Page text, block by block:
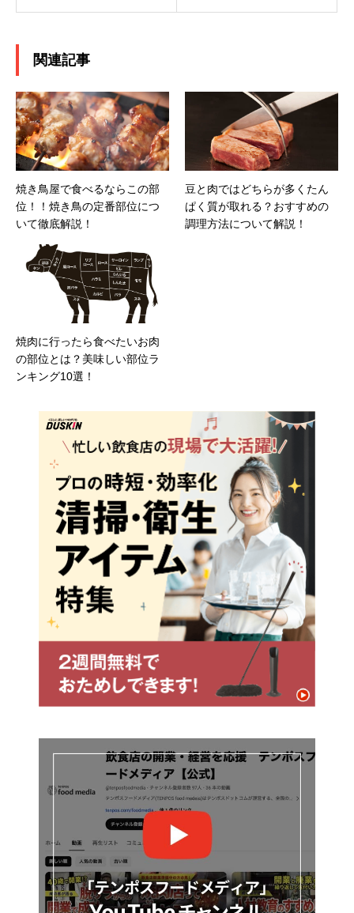
関連記事
焼き鳥屋で食べるならこの部
位！！焼き鳥の定番部位につ
いて徹底解説！
豆と肉ではどちらが多くたん
ぱく質が取れる？おすすめの
調理方法について解説！
焼肉に行ったら食べたいお肉
の部位とは？美味しい部位ラ
ンキング10選！